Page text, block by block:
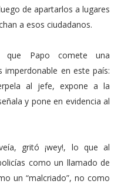
de apartarlos a lugares
a esos ciudadanos.
Papo comete una
imperdonable en este país:
al jefe, expone a la
y pone en evidencia al
gritó ¡wey!, lo que al
como un llamado de
un “malcriado”, no como